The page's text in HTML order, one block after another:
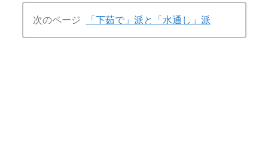
次のページ 「下茹で」派と「水通し」派